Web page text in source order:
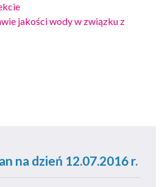
jakości wody w związku z
na dzień 12.07.2016 r.